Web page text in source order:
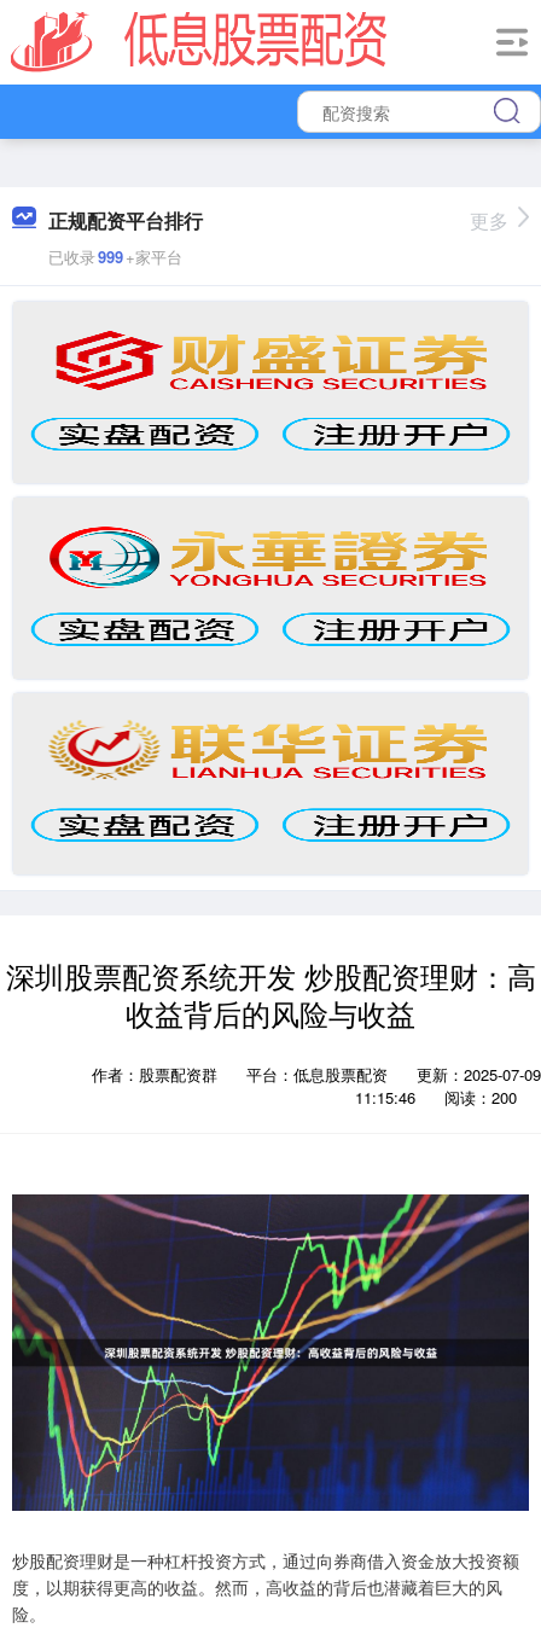
正规配资平台排行
已收录999+家平台
更多
深圳股票配资系统开发 炒股配资理财：高
收益背后的风险与收益
作者：股票配资群 平台：低息股票配资
更新：2025-07-09
11:15:46
阅读：200
炒股配资理财是一种杠杆投资方式，通过向券商借入资金放大投资额
度，以期获得更高的收益。然而，高收益的背后也潜藏着巨大的风
险。